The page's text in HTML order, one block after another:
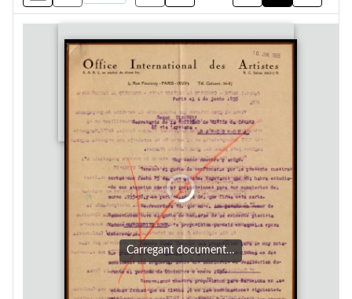
Carregant document…